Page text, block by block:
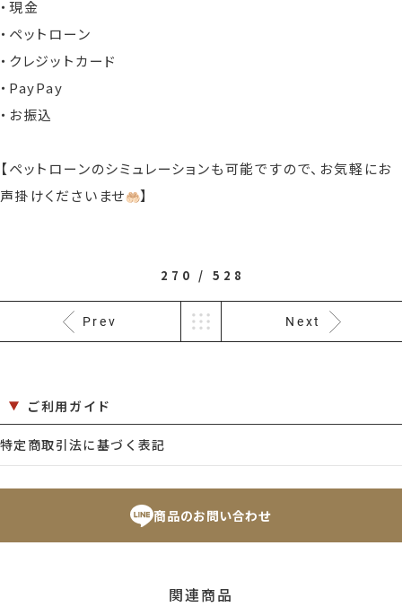
・現金
・ペットローン
・クレジットカード
・PayPay
・お振込
【ペットローンのシミュレーションも可能ですので、お気軽にお
声掛けくださいませ
】
270 / 528
Prev Next
ご利用ガイド
特定商取引法に基づく表記
商品のお問い合わせ
関連商品